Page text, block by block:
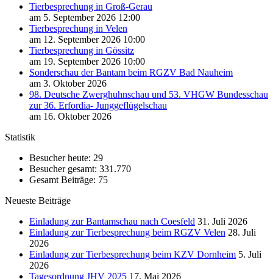
Tierbesprechung in Groß-Gerau
am 5. September 2026 12:00
Tierbesprechung in Velen
am 12. September 2026 10:00
Tierbesprechung in Gössitz
am 19. September 2026 10:00
Sonderschau der Bantam beim RGZV Bad Nauheim
am 3. Oktober 2026
98. Deutsche Zwerghuhnschau und 53. VHGW Bundesschau
zur 36. Erfordia- Junggeflügelschau
am 16. Oktober 2026
Statistik
Besucher heute: 29
Besucher gesamt: 331.770
Gesamt Beiträge: 75
Neueste Beiträge
Einladung zur Bantamschau nach Coesfeld 31. Juli 2026
Einladung zur Tierbesprechung beim RGZV Velen 28. Juli
2026
Einladung zur Tierbesprechung beim KZV Dornheim 5. Juli
2026
Tagesordnung JHV 2025 17. Mai 2026